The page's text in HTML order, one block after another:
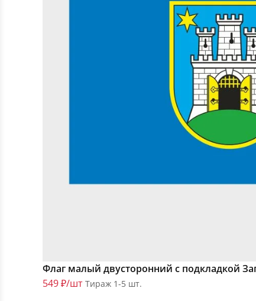
Флаг малый двусторонний с подкладкой
549 ₽/шт Тираж 1-5 шт.